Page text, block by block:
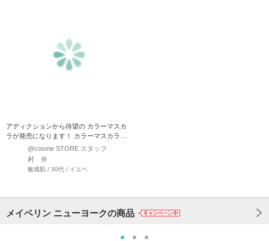
アディクションから待望の カラーマスカ
ラが発売になります！ カラーマスカラは
比較的カールキ…
@cosme STORE スタッフ
村 井
敏感肌 / 30代 / イエベ
メイベリン ニューヨークの商品